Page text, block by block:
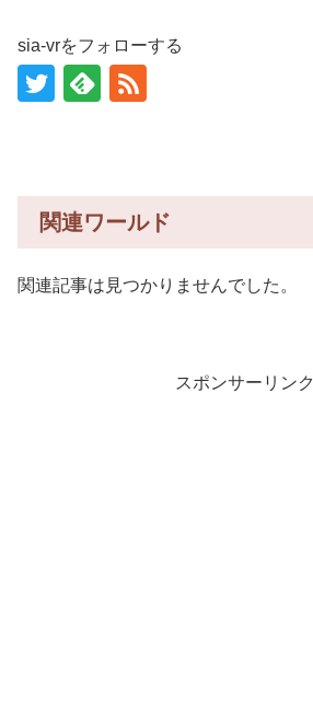
sia-vrをフォローする
関連ワールド
関連記事は見つかりませんでした。
スポンサーリンク